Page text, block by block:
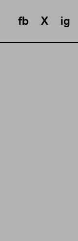
fb X ig